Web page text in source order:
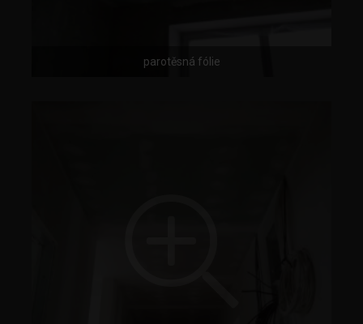
parotěsná fólie